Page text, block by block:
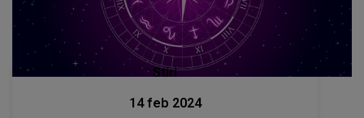
Stiri
14 feb 2024